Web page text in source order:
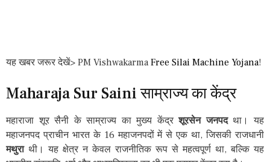
यह खबर जरूर देखें> PM Vishwakarma Free Silai Machine Yojana!
Maharaja Sur Saini साम्राज्य का केंद्र
महाराजा शूर सैनी के साम्राज्य का मुख्य केंद्रशूरसेन जनपदथा। यह
महाजनपद प्राचीन भारत के 16 महाजनपदों में से एक था, जिसकी राजधानी
मथुराथी। यह क्षेत्र न केवल राजनीतिक रूप से महत्वपूर्ण था, बल्कि यह